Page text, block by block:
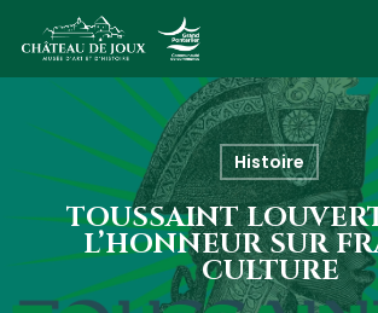
main
content
Histoire
TOUSSAINT
L’HONNEUR SUR
CULTURE